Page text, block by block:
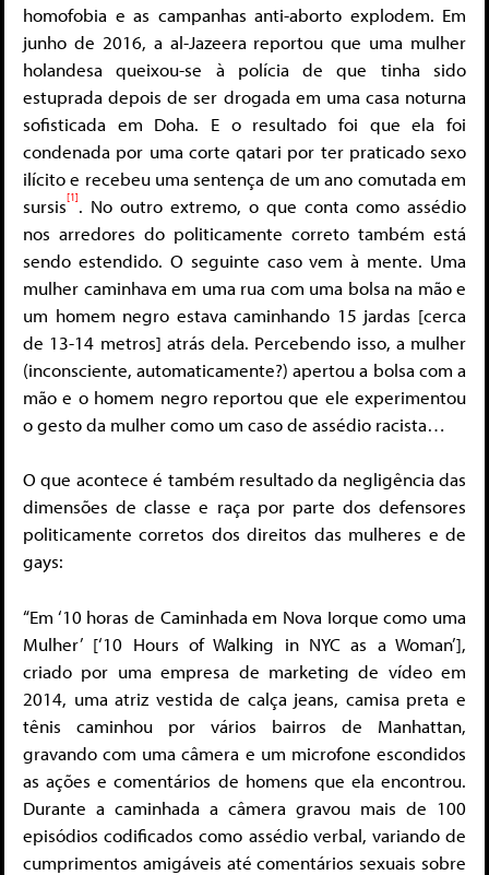
homofobia e as campanhas anti-aborto explodem. Em
junho de 2016, a al-Jazeera reportou que uma mulher
holandesa queixou-se à polícia de que tinha sido
estuprada depois de ser drogada em uma casa noturna
sofisticada em Doha. E o resultado foi que ela foi
condenada por uma corte qatari por ter praticado sexo
ilícito e recebeu uma sentença de um ano comutada em
sursis[1]. No outro extremo, o que conta como assédio
nos arredores do politicamente correto também está
sendo estendido. O seguinte caso vem à mente. Uma
mulher caminhava em uma rua com uma bolsa na mão e
um homem negro estava caminhando 15 jardas [cerca
de 13-14 metros] atrás dela. Percebendo isso, a mulher
(inconsciente, automaticamente?) apertou a bolsa com a
mão e o homem negro reportou que ele experimentou
o gesto da mulher como um caso de assédio racista…
O que acontece é também resultado da negligência das
dimensões de classe e raça por parte dos defensores
politicamente corretos dos direitos das mulheres e de
gays:
“Em ‘10 horas de Caminhada em Nova Iorque como uma
Mulher’ [‘10 Hours of Walking in NYC as a Woman’],
criado por uma empresa de marketing de vídeo em
2014, uma atriz vestida de calça jeans, camisa preta e
tênis caminhou por vários bairros de Manhattan,
gravando com uma câmera e um microfone escondidos
as ações e comentários de homens que ela encontrou.
Durante a caminhada a câmera gravou mais de 100
episódios codificados como assédio verbal, variando de
cumprimentos amigáveis até comentários sexuais sobre